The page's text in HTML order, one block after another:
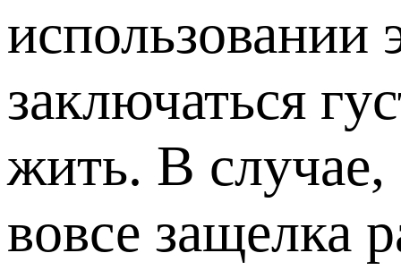
использовании
заключаться
жить. В
вовсе защелка